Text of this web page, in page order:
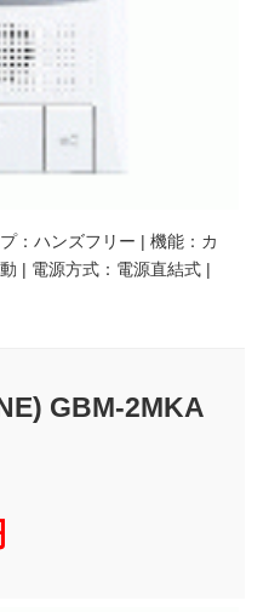
：ハンズフリー | 機能：カ
| 電源方式：電源直結式 |
GBM-2MKA